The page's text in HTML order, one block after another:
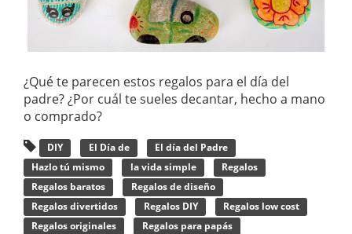
¿Qué te parecen estos regalos para el día del
padre? ¿Por cuál te sueles decantar, hecho a mano
o comprado?
DIY El Día de
El día del Padre
Hazlo tú mismo
la vida simple
Regalos
Regalos baratos
Regalos de diseño
Regalos divertidos
Regalos DIY
Regalos low cost
Regalos originales
Regalos para papás